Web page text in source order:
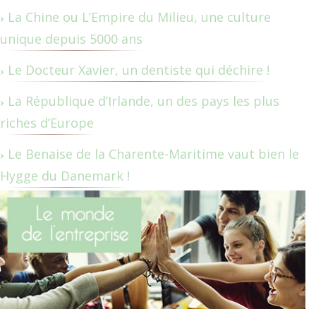
La Chine ou L’Empire du Milieu, une culture
unique depuis 5000 ans
Le Docteur Xavier, un dentiste qui déchire !
La République d’Irlande, un des pays les plus
riches d’Europe
Le Benaise de la Charente-Maritime vaut bien le
Hygge du Danemark !